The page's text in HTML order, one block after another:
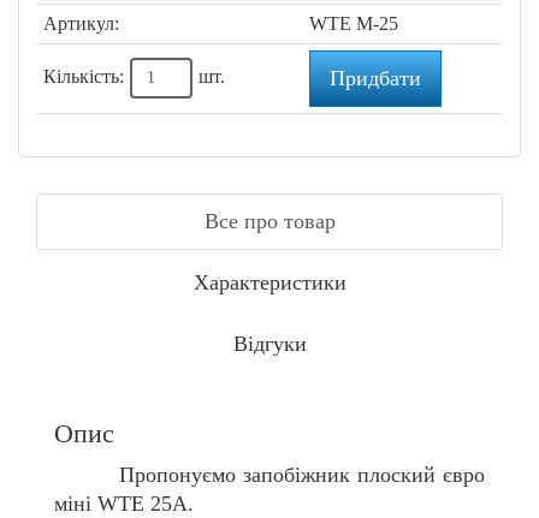
Артикул:
WTE M-25
Кількість: шт. Придбати
Все про товар
Характеристики
Відгуки
Опис
Пропонуємо запобіжник плоский євро
міні WTE 25A.